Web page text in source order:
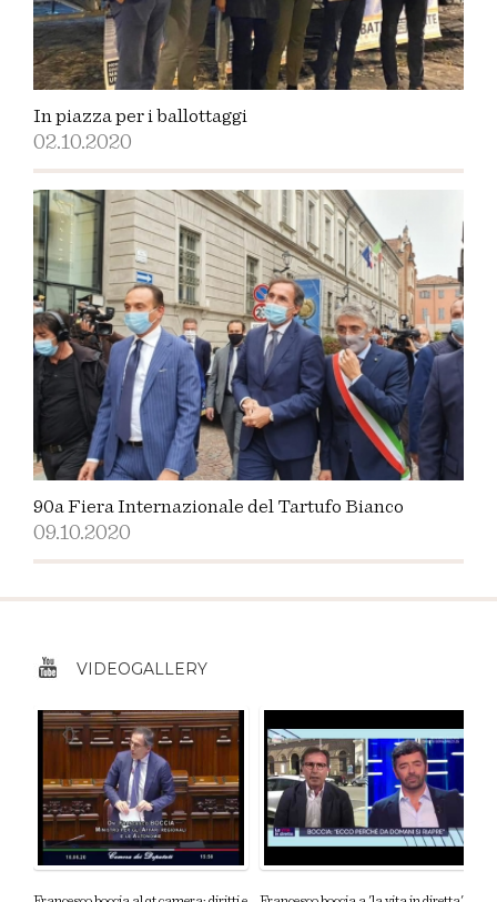
In piazza per i ballottaggi
02.10.2020
90a Fiera Internazionale del Tartufo Bianco
09.10.2020
VIDEOGALLERY